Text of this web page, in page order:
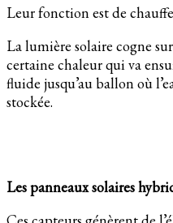
Leur fonction est de
La lumière solaire cogne
certaine chaleur qui va
fluide jusqu’au ballon où
stockée.
Les panneaux solaires